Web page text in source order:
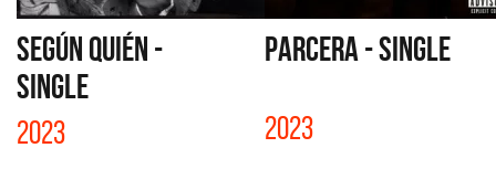
SEGÚN QUIÉN -
SINGLE
2023
PARCERA - SINGLE
2023